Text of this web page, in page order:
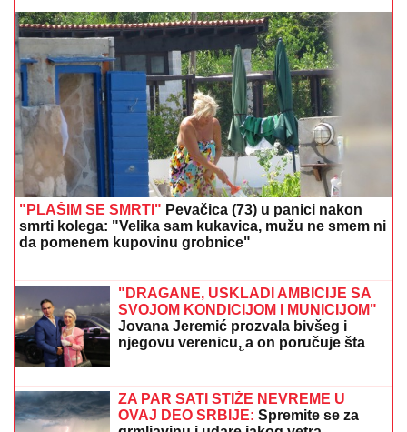
ANI NIKOLIĆ SLEDUJE TUŽBA! Oglasio se
ADVOKAT Jelene Radanović i javno izdao
saopštenje: "BIĆE PODNETO U HITNOM ROKU!"
ČEKA DETE SA LJUBAVNICOMAna
Radulović bez dlake na jeziku o
pevaču koji je ostavio ženu i decu:
"Ježim se od toga"
IZVEŠTAJ SA FRONTA: VSUizgubio
skoro 10.000 vojnika, pogođena 34
broda sa vojnim teretom kod Odese
(VIDEO)